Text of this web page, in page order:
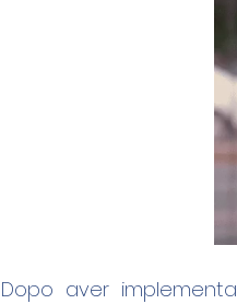
Dopo aver